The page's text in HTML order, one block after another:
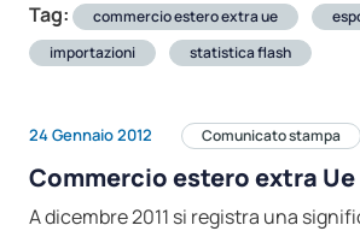
Tag:
commercio estero extra ue
importazioni
statistica flash
24 Gennaio 2012 Comunicato stampa
Commercio estero extra Ue
A dicembre 2011 si registra una